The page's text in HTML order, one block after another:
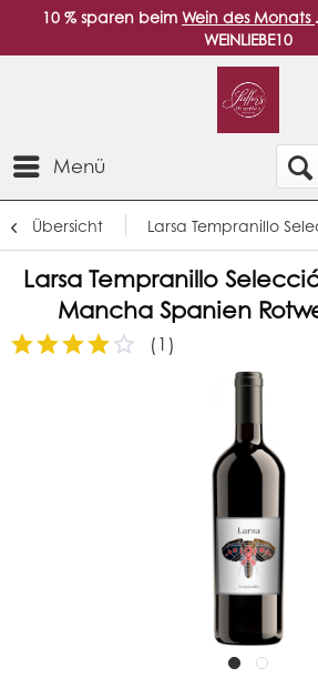
10 % sparen beim Wein des Monats
WEINLIEBE10
Menü
Übersicht Larsa Tempranillo
Larsa Tempranillo
Mancha Spanien
(1 )